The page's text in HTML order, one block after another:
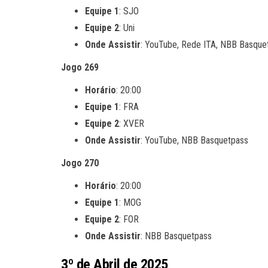
Equipe 1: SJO
Equipe 2: Uni
Onde Assistir: YouTube, Rede ITA, NBB
Jogo 269
Horário: 20:00
Equipe 1: FRA
Equipe 2: XVER
Onde Assistir: YouTube, NBB Basquetpass
Jogo 270
Horário: 20:00
Equipe 1: MOG
Equipe 2: FOR
Onde Assistir: NBB Basquetpass
3º de Abril de 2025